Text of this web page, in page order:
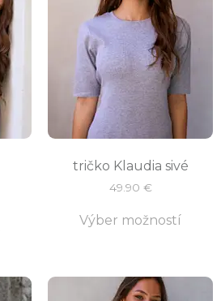
tričko Klaudia sivé
49.90 €
Výber možností